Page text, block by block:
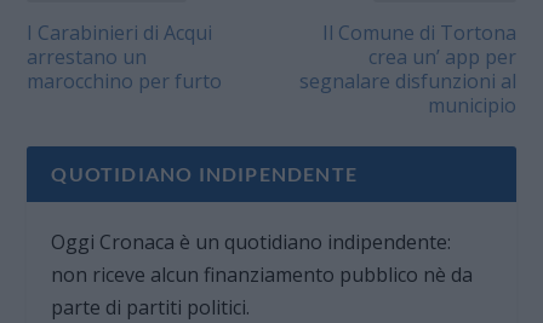
I Carabinieri di Acqui
arrestano un
marocchino per furto
Il Comune di Tortona
crea un’ app per
segnalare disfunzioni al
municipio
QUOTIDIANO INDIPENDENTE
Oggi Cronaca è un quotidiano indipendente:
non riceve alcun finanziamento pubblico nè da
parte di partiti politici.